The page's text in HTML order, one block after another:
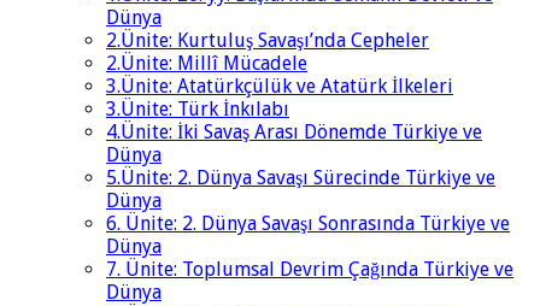
Dünya
2.Ünite: Kurtuluş Savaşı’nda Cepheler
2.Ünite: Millî Mücadele
3.Ünite: Atatürkçülük ve Atatürk İlkeleri
3.Ünite: Türk İnkılabı
4.Ünite: İki Savaş Arası Dönemde Türkiye ve
Dünya
5.Ünite: 2. Dünya Savaşı Sürecinde Türkiye ve
Dünya
6. Ünite: 2. Dünya Savaşı Sonrasında Türkiye ve
Dünya
7. Ünite: Toplumsal Devrim Çağında Türkiye ve
Dünya